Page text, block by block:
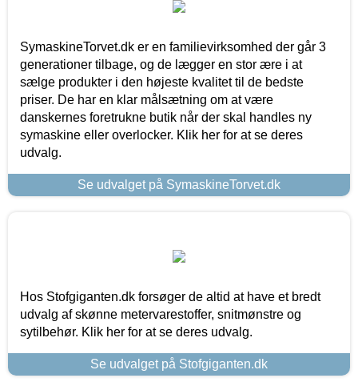
SymaskineTorvet.dk er en familievirksomhed der går 3
generationer tilbage, og de lægger en stor ære i at
sælge produkter i den højeste kvalitet til de bedste
priser. De har en klar målsætning om at være
danskernes foretrukne butik når der skal handles ny
symaskine eller overlocker. Klik her for at se deres
udvalg.
Se udvalget på SymaskineTorvet.dk
Hos Stofgiganten.dk forsøger de altid at have et bredt
udvalg af skønne metervarestoffer, snitmønstre og
sytilbehør. Klik her for at se deres udvalg.
Se udvalget på Stofgiganten.dk